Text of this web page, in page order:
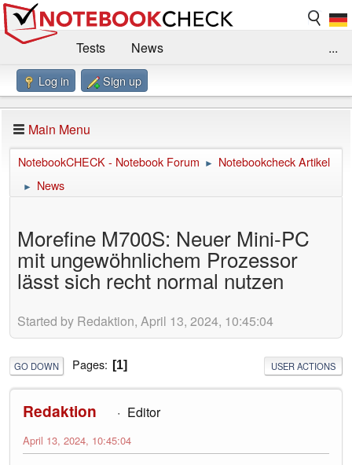
Tests
News
Benchmarks / Technik
Forum
Impressum
...
Log in Sign up
Main Menu
NotebookCHECK - Notebook Forum ► Notebookcheck Artikel
► News
Morefine M700S: Neuer Mini-PC
mit ungewöhnlichem Prozessor
lässt sich recht normal nutzen
Started by Redaktion, April 13, 2024, 10:45:04
GO DOWN Pages 1 USER ACTIONS
Redaktion Editor
April 13, 2024, 10:45:04